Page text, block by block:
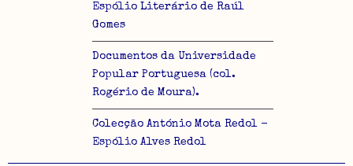
Espólio Literário de Raúl
Gomes
Documentos da Universidade
Popular Portuguesa (col.
Rogério de Moura).
Colecção António Mota Redol -
Espólio Alves Redol